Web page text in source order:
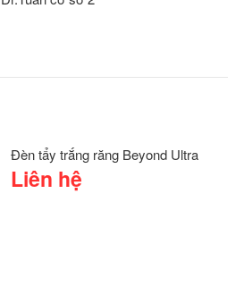
Đèn tẩy trắng răng Beyond Ultra
Liên hệ